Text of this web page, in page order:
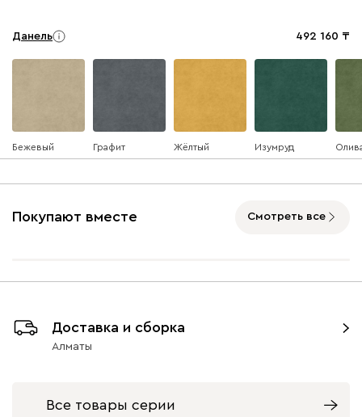
Данель 492 160
Бежевый Графит Жёлтый Изумруд
(Mustard)
(Smoke)
Покупают вместе Смотреть все
Доставка и сборка
Алматы
Все товары серии